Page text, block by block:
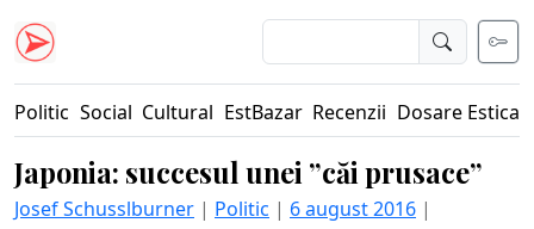
Politic Social Cultural EstBazar Recenzii Dosare Estica
Japonia: succesul unei ”căi prusace”
Josef Schusslburner | Politic | 6 august 2016 |